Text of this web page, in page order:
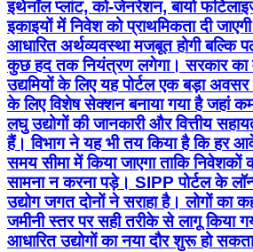
इथेनॉल प्लांट, को-जेनरेशन, बायो
इकाइयों में निवेश को प्राथमिकता दी
आधारित अर्थव्यवस्था मजबूत होगी बल्कि
कुछ हद तक नियंत्रण लगेगा। सरकार का
उद्यमियों के लिए यह पोर्टल एक बड़ा अवसर
के लिए विशेष सेक्शन बनाया गया है जहां
लघु उद्योगों की जानकारी और वित्तीय
हैं। विभाग ने यह भी तय किया है कि हर
समय सीमा में किया जाएगा ताकि निवेशकों
सामना न करना पड़े। SIPP पोर्टल के
उद्योग जगत दोनों ने सराहा है। लोगों का
जमीनी स्तर पर सही तरीके से लागू किया
आधारित उद्योगों का नया दौर शुरू हो